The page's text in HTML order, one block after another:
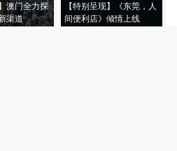
澳门全力探
渠道
【特别呈现】《东莞，人
间便利店》倾情上线